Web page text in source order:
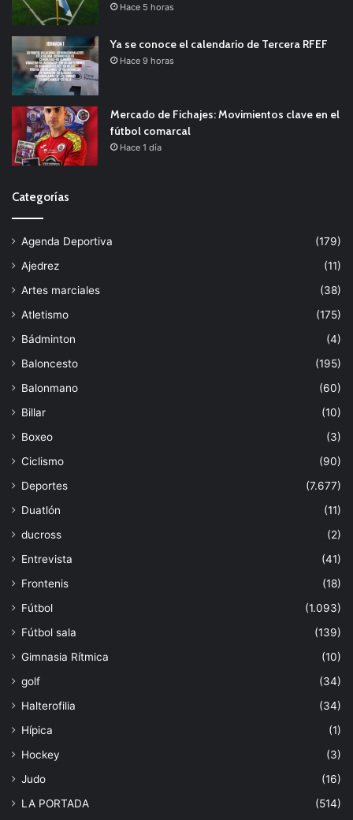
Hace 5 horas
Ya se conoce el calendario de Tercera RFEF
Hace 9 horas
Mercado de Fichajes: Movimientos clave en el
fútbol comarcal
Hace 1 día
Categorías
Agenda Deportiva
(179)
Ajedrez
(11)
Artes marciales
(38)
Atletismo
(175)
Bádminton
(4)
Baloncesto
(195)
Balonmano
(60)
Billar
(10)
Boxeo
(3)
Ciclismo
(90)
Deportes
(7.677)
Duatlón
(11)
ducross
(2)
Entrevista
(41)
Frontenis
(18)
Fútbol
(1.093)
Fútbol sala
(139)
Gimnasia Rítmica
(10)
golf
(34)
Halterofilia
(34)
Hípica
(1)
Hockey
(3)
Judo
(16)
LA PORTADA
(514)